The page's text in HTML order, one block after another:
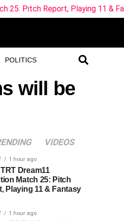
POLITICS
Playing 11 & Fantasy Tips
will be
VIDEOS
1 hour ago
Dream11
Match 25: Pitch
Playing 11 & Fantasy
1 hour ago